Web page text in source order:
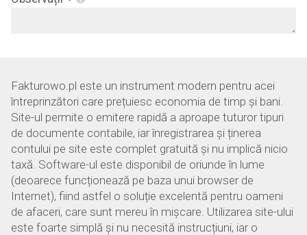
Fakturowo.pl este un instrument modern pentru acei
întreprinzători care prețuiesc economia de timp și bani.
Site-ul permite o emitere rapidă a aproape tuturor tipuri
de documente contabile, iar înregistrarea și ținerea
contului pe site este complet gratuită și nu implică nicio
taxă. Software-ul este disponibil de oriunde în lume
(deoarece funcționează pe baza unui browser de
Internet), fiind astfel o soluție excelentă pentru oameni
de afaceri, care sunt mereu în mișcare. Utilizarea site-ului
este foarte simplă și nu necesită instrucțiuni, iar o